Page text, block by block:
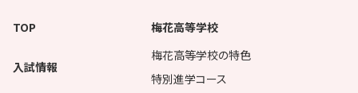
TOP
入試情報
梅花高等学校
梅花高等学校の特色
特別進学コース